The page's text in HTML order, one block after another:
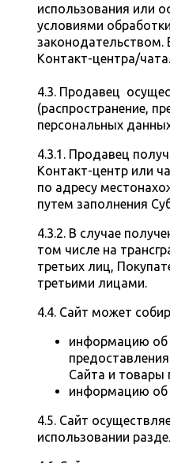
использования или
условиями
законодательством.
Контакт-центра/чата.
4.3. Продавец
(распространение,
персональных
4.3.1. Продавец
Контакт-центр или
по адресу
путем заполнения
4.3.2. В случае
том числе на
третьих лиц,
третьими лицами.
4.4. Сайт может
информацию об
Сайта и товары
информацию об
4.5. Сайт
использовании